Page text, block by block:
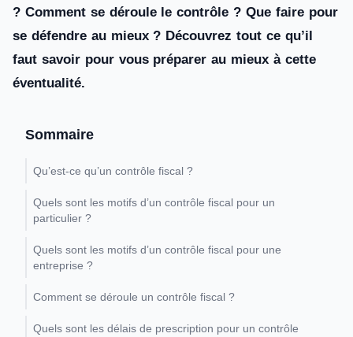
? Comment se déroule le contrôle ? Que faire pour
se défendre au mieux ? Découvrez tout ce qu’il
faut savoir pour vous préparer au mieux à cette
éventualité.
Sommaire
Qu’est-ce qu’un contrôle fiscal ?
Quels sont les motifs d’un contrôle fiscal pour un
particulier ?
Quels sont les motifs d’un contrôle fiscal pour une
entreprise ?
Comment se déroule un contrôle fiscal ?
Quels sont les délais de prescription pour un contrôle